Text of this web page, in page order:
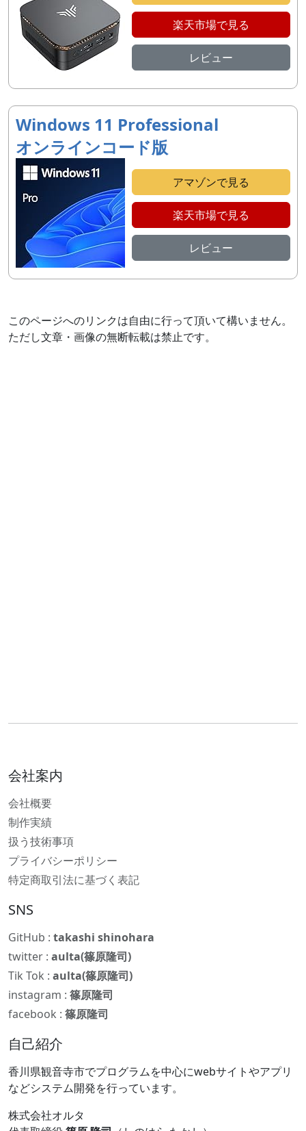
楽天市場で見る
レビュー
Windows 11 Professional
オンラインコード版
アマゾンで見る
楽天市場で見る
レビュー
このページへのリンクは自由に行って頂いて構いません。
ただし文章・画像の無断転載は禁止です。
会社案内
会社概要
制作実績
扱う技術事項
プライバシーポリシー
特定商取引法に基づく表記
SNS
GitHub : takashi shinohara
twitter : aulta(篠原隆司)
Tik Tok : aulta(篠原隆司)
instagram : 篠原隆司
facebook : 篠原隆司
自己紹介
香川県観音寺市でプログラムを中心にwebサイトやアプリ
などシステム開発を行っています。
株式会社オルタ